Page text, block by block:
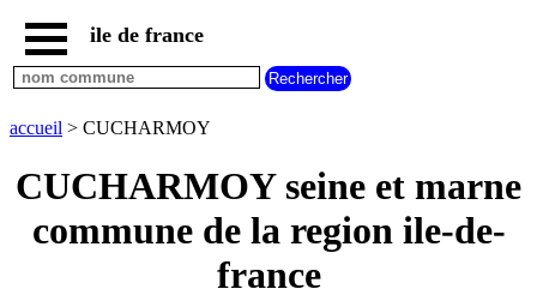
accueil
paris
communes
communes
hauts
seine
ile de france
accueil > CUCHARMOY
CUCHARMOY seine et marne
commune de la region ile-de-
france